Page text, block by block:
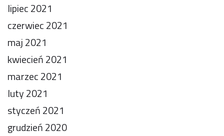
lipiec 2021
czerwiec 2021
maj 2021
kwiecień 2021
marzec 2021
luty 2021
styczeń 2021
grudzień 2020